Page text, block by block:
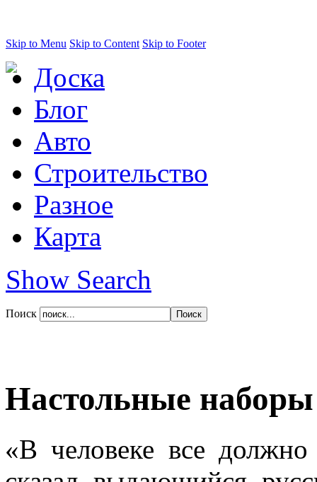
Skip to Menu Skip to Content Skip to Footer
Доска
Блог
Авто
Строительство
Разное
Карта
Show Search
Поиск
Настольные
«В человеке все